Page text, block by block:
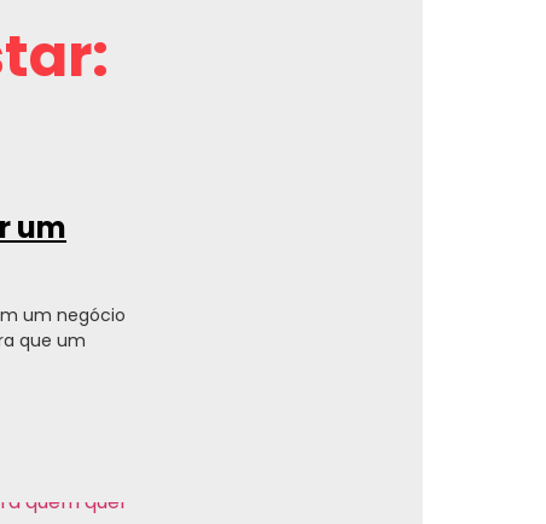
um
um negócio
que um